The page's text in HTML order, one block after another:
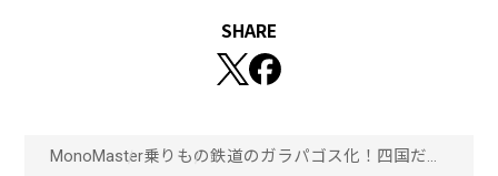
SHARE
MonoMaster乗りもの鉄道のガラパゴス化！四国だけ